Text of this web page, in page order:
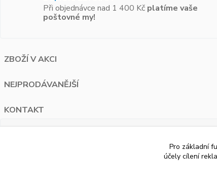
Při objednávce nad 1 400 Kč platíme vaše
poštovné my!
ZBOŽÍ V AKCI
NEJPRODÁVANĚJŠÍ
KONTAKT
Pro základní
účely cílení